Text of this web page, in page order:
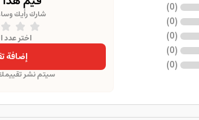
(
0
)
(
0
)
(
0
)
(
0
)
(
0
)
شارك رأيك
اختر عدد
إضافة
سيتم نشر